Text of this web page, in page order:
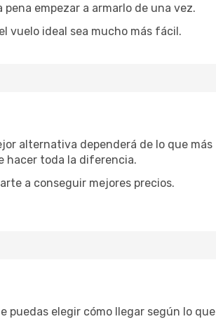
empezar a armarlo de una vez.
vuelo ideal sea mucho más fácil.
alternativa dependerá de lo que más
hacer toda la diferencia.
a conseguir mejores precios.
puedas elegir cómo llegar según lo que